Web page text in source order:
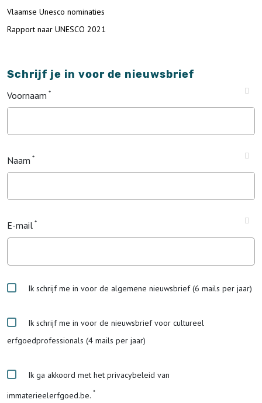
Vlaamse Unesco nominaties
Rapport naar UNESCO 2021
Schrijf je in voor de nieuwsbrief
Voornaam
Naam
E-mail
Ik schrijf me in voor de algemene nieuwsbrief (6 mails per jaar)
Ik schrijf me in voor de nieuwsbrief voor cultureel
erfgoedprofessionals (4 mails per jaar)
Ik ga akkoord met het privacybeleid van
immaterieelerfgoed.be.